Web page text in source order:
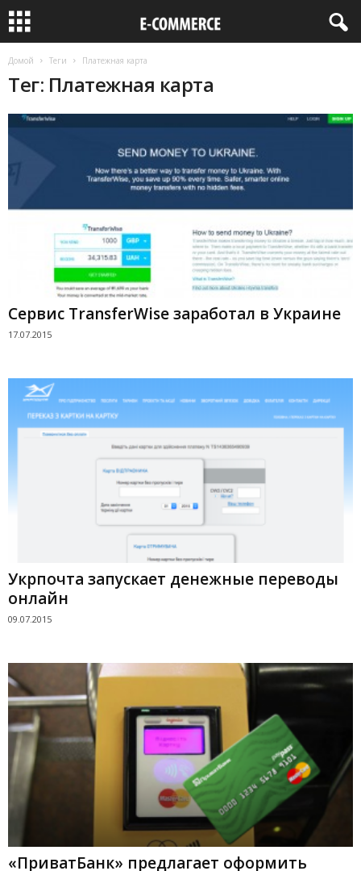
Домой Теги Платежная карта
Тег: Платежная карта
Сервис TransferWise заработал в Украине
17.07.2015
Укрпочта запускает денежные переводы
онлайн
09.07.2015
«ПриватБанк» предлагает оформить